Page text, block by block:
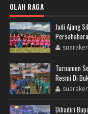
OLAH RAGA
Jadi Ajang
Turnamen
Resmi Di
Dihadiri